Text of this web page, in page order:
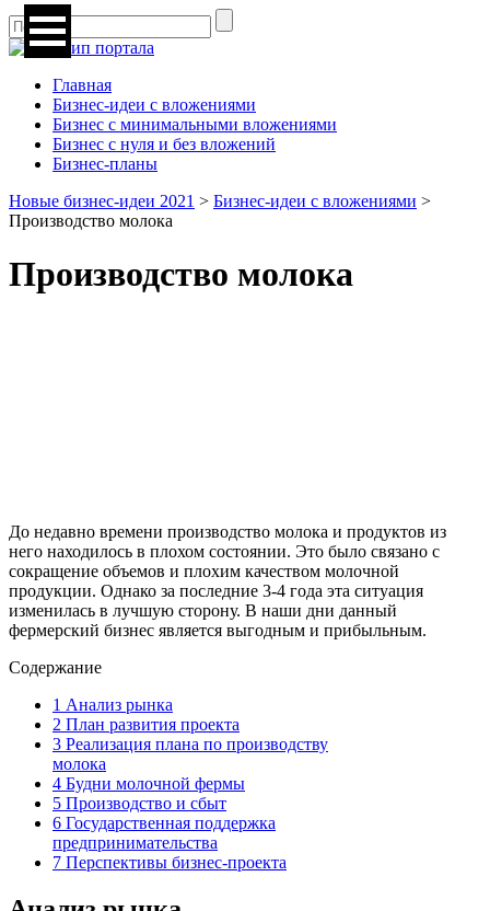
Главная
Бизнес-идеи с вложениями
Бизнес с минимальными вложениями
Бизнес с нуля и без вложений
Бизнес-планы
Новые бизнес-идеи 2021 > Бизнес-идеи с вложениями >
Производство молока
Производство молока
До недавно времени производство молока и продуктов из
него находилось в плохом состоянии. Это было связано с
сокращение объемов и плохим качеством молочной
продукции. Однако за последние 3-4 года эта ситуация
изменилась в лучшую сторону. В наши дни данный
фермерский бизнес является выгодным и прибыльным.
Содержание
1 Анализ рынка
2 План развития проекта
3 Реализация плана по производству
молока
4 Будни молочной фермы
5 Производство и сбыт
6 Государственная поддержка
предпринимательства
7 Перспективы бизнес-проекта